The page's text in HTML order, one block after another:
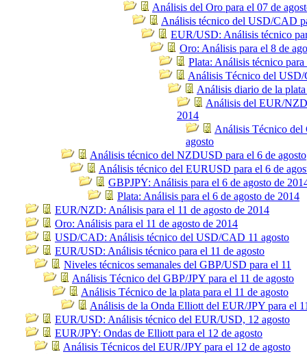
Análisis del Oro para el 07 de
Análisis técnico del USD/CAD
EUR/USD: Análisis técnico
Oro: Análisis para el 8 de
Plata: Análisis técnico para
Análisis Técnico del USD/
Análisis diario de la
Análisis del EUR/
2014
Análisis Técnico del
agosto
Análisis técnico del NZDUSD para el 6 de agosto
Análisis técnico del EURUSD para el 6 de
GBPJPY: Análisis para el 6 de agosto de
Plata: Análisis para el 6 de agosto de 2014
EUR/NZD: Análisis para el 11 de agosto de 2014
Oro: Análisis para el 11 de agosto de 2014
USD/CAD: Análisis técnico del USD/CAD 11 agosto
EUR/USD: Análisis técnico para el 11 de agosto
Niveles técnicos semanales del GBP/USD para el 11
Análisis Técnico del GBP/JPY para el 11 de agosto
Análisis Técnico de la plata para el 11 de agosto
Análisis de la Onda Elliott del EUR/JPY para el
EUR/USD: Análisis técnico del EUR/USD, 12 agosto
EUR/JPY: Ondas de Elliott para el 12 de agosto
Análisis Técnicos del EUR/JPY para el 12 de agosto